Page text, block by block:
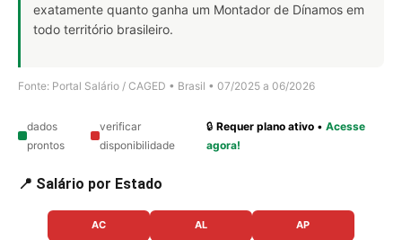
exatamente quanto ganha um Montador de Dínamos em
todo território brasileiro.
Fonte: Portal Salário / CAGED • Brasil • 07/2025 a 06/2026
dados
prontos
verificar
disponibilidade
🔒Requer plano ativo •Acesse
agora!
📍 Salário por Estado
AC AL AP